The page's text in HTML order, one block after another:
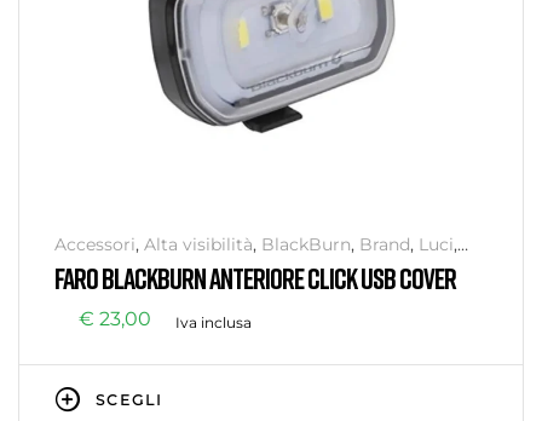
Accessori, Alta visibilità, BlackBurn, Brand, Luci,
Senza categoria,Sicurezza
FARO BLACKBURN ANTERIORE CLICK USB COVER
€ 23,00 Iva inclusa
SCEGLI